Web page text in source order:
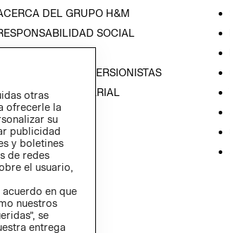
DEL GRUPO H&M
SOCIAL
RELACIÓN CON INVERSIONISTAS
EMPRESARIAL
otras
ofrecerle la
su
publicidad
y boletines
de redes
el usuario,
acuerdo en que
nuestros
se
entrega